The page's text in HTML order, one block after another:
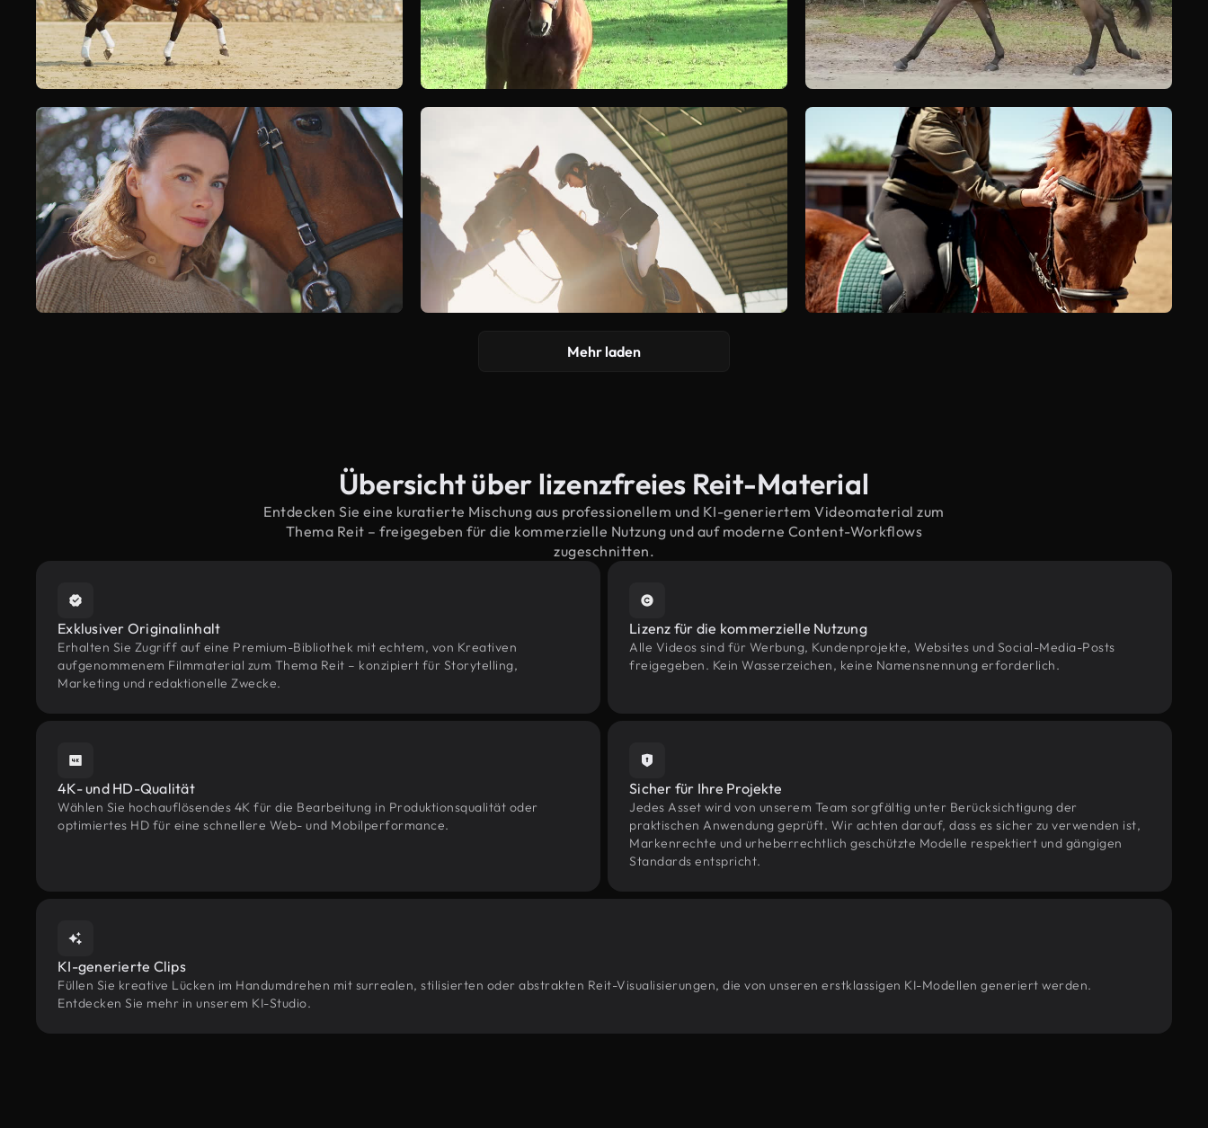
Mehr laden
Übersicht über lizenzfreies Reit-Material
Entdecken Sie eine kuratierte Mischung aus professionellem und KI-generiertem Videomaterial zum
Thema Reit – freigegeben für die kommerzielle Nutzung und auf moderne Content-Workflows
zugeschnitten.
Exklusiver Originalinhalt
Erhalten Sie Zugriff auf eine Premium-Bibliothek mit echtem, von Kreativen
aufgenommenem Filmmaterial zum Thema Reit – konzipiert für Storytelling,
Marketing und redaktionelle Zwecke.
Lizenz für die kommerzielle Nutzung
Alle Videos sind für Werbung, Kundenprojekte, Websites und Social-Media-Posts
freigegeben. Kein Wasserzeichen, keine Namensnennung erforderlich.
4K- und HD-Qualität
Wählen Sie hochauflösendes 4K für die Bearbeitung in Produktionsqualität oder
optimiertes HD für eine schnellere Web- und Mobilperformance.
Sicher für Ihre Projekte
Jedes Asset wird von unserem Team sorgfältig unter Berücksichtigung der
praktischen Anwendung geprüft. Wir achten darauf, dass es sicher zu verwenden ist,
Markenrechte und urheberrechtlich geschützte Modelle respektiert und gängigen
Standards entspricht.
KI-generierte Clips
Füllen Sie kreative Lücken im Handumdrehen mit surrealen, stilisierten oder abstrakten Reit-Visualisierungen, die von unseren erstklassigen KI-Modellen generiert werden.
Entdecken Sie mehr in unserem KI-Studio.